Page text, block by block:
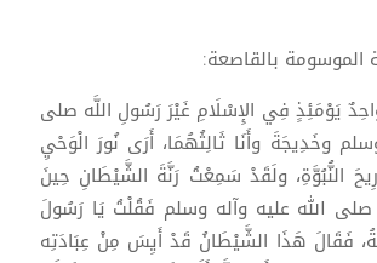
بالقاصعة:
يَوْمَئِذٍ فِي الإِسْلَامِ غَيْرَ رَسُولِ اللَّه صلى
وخَدِيجَةَ وأَنَا ثَالِثُهُمَا، أَرَى نُورَ الْوَحْيِ
النُّبُوَّةِ، ولَقَدْ سَمِعْتُ رَنَّةَ الشَّيْطَانِ حِينَ
صلى الله عليه وآله وسلم فَقُلْتُ يَا رَسُولَ
فَقَالَ هَذَا الشَّيْطَانُ قَدْ أَيِسَ مِنْ عِبَادَتِه